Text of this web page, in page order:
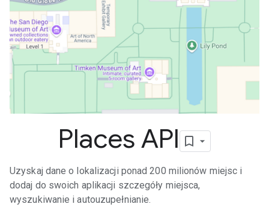
Places API
Uzyskaj dane o lokalizacji ponad 200 milionów miejsc i
dodaj do swoich aplikacji szczegóły miejsca,
wyszukiwanie i autouzupełnianie.